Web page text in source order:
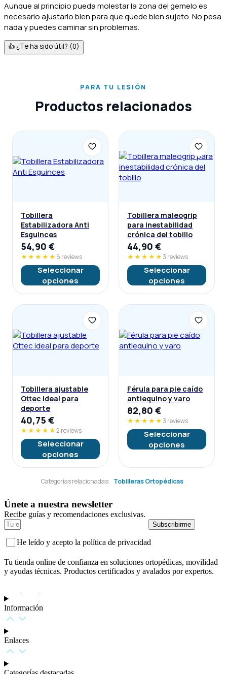
Aunque al principio pueda molestar la zona del gemelo es
necesario ajustarlo bien para que quede bien sujeto. No pesa
nada y puedes caminar sin problemas.
👍 ¿Te ha sido útil? (0)
PARA TU LESIÓN
Productos relacionados
Tobillera
Estabilizadora Anti
Esguinces
54,90 €
★★★★★ 6 reviews
Seleccionar
opciones
Tobillera maleogrip
para inestabilidad
crónica del tobillo
44,90 €
★★★★★3 reviews
Seleccionar
opciones
Tobillera ajustable
Ottec ideal para
deporte
40,75 €
★★★★★2 reviews
Seleccionar
opciones
Férula para pie caído
antiequino y varo
82,80 €
★★★★★3 reviews
Seleccionar
opciones
Categorías relacionadas: Tobilleras Ortopédicas
Únete a nuestra newsletter
Recibe guías y recomendaciones exclusivas.
He leído y acepto la política de privacidad
Subscribirme
Tu tienda online de confianza en soluciones ortopédicas, movilidad
y ayudas técnicas. Productos certificados y avalados por expertos.
Información
Enlaces